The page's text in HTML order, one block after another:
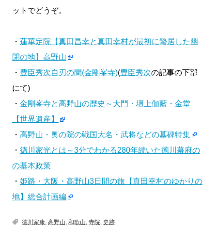
ットでどうぞ。
・ 蓮華定院【真田昌幸と真田幸村が最初に蟄居した幽
閉の地】高野山
・ 豊臣秀次自刃の間(金剛峯寺)(豊臣秀次の記事の下部
にて)
・ 金剛峯寺と高野山の歴史～大門・壇上伽藍・金堂
【世界遺産】
・ 高野山・奥の院の戦国大名・武将などの墓碑特集
・ 徳川家光とは～3分でわかる280年続いた徳川幕府の
の基本政策
・ 姫路・大阪・高野山3日間の旅【真田幸村のゆかりの
地】総合計画編
徳川家康, 高野山, 和歌山, 寺院, 史跡